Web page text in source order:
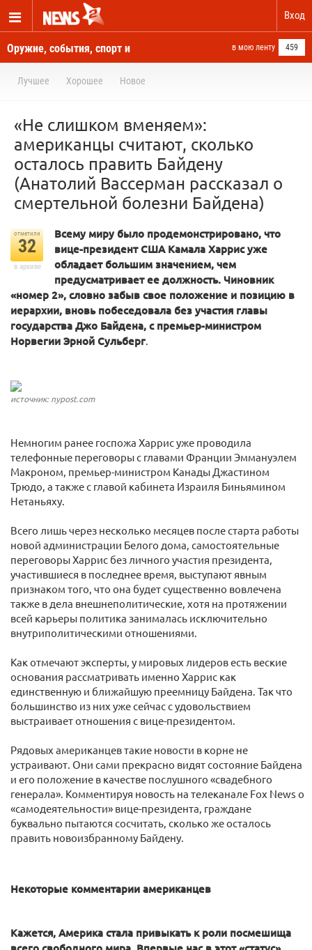
Вход
Оружие, события, спорт и
новости отовсюду
в мою ленту 459
Лучшее Хорошее Новое
«Не слишком вменяем»:
американцы считают, сколько
осталось править Байдену
(Анатолий Вассерман рассказал о
смертельной болезни Байдена)
отметили
32
в архиве
Всему миру было продемонстрировано, что
вице-президент США Камала Харрис уже
обладает большим значением, чем
предусматривает ее должность. Чиновник
«номер 2», словно забыв свое положение и позицию в
иерархии, вновь побеседовала без участия главы
государства Джо Байдена, с премьер-министром
Норвегии Эрной Сульберг.
источник: nypost.com
Немногим ранее госпожа Харрис уже проводила
телефонные переговоры с главами Франции Эммануэлем
Макроном, премьер-министром Канады Джастином
Трюдо, а также с главой кабинета Израиля Биньямином
Нетаньяху.
Всего лишь через несколько месяцев после старта работы
новой администрации Белого дома, самостоятельные
переговоры Харрис без личного участия президента,
участившиеся в последнее время, выступают явным
признаком того, что она будет существенно вовлечена
также в дела внешнеполитические, хотя на протяжении
всей карьеры политика занималась исключительно
внутриполитическими отношениями.
Как отмечают эксперты, у мировых лидеров есть веские
основания рассматривать именно Харрис как
единственную и ближайшую преемницу Байдена. Так что
большинство из них уже сейчас с удовольствием
выстраивает отношения с вице-президентом.
Рядовых американцев такие новости в корне не
устраивают. Они сами прекрасно видят состояние Байдена
и его положение в качестве послушного «свадебного
генерала». Комментируя новость на телеканале Fox News о
«самодеятельности» вице-президента, граждане
буквально пытаются сосчитать, сколько же осталось
править новоизбранному Байдену.
Некоторые комментарии американцев
Кажется, Америка стала привыкать к роли посмешища